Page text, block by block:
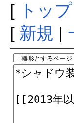
[ トップ
[ 新規 |